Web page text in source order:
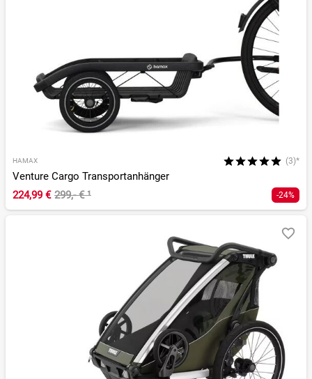
HAMAX (3)*
Venture Cargo Transportanhänger
224,99 € 299,- €¹ -24%